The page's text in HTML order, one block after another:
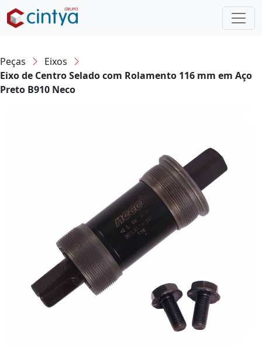
Peças
Eixos
Eixo de Centro Selado com Rolamento 116 mm em Aço
Preto B910 Neco